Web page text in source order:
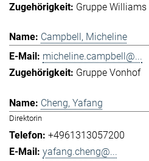
Gruppe Williams
Campbell, Micheline
micheline.campbell@...
Gruppe Vonhof
Cheng, Yafang
Direktorin
+4961313057200
yafang.cheng@...